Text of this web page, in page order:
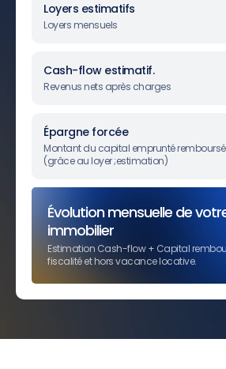
Loyers estimatifs
Loyers mensuels
Cash-flow estimatif.
Revenus nets après charges
Épargne forcée
Montant du capital emprunté
(grâce au loyer ;estimation)
Évolution mensuelle de
immobilier
Estimation Cash-flow + Capital
fiscalité et hors vacance locative.